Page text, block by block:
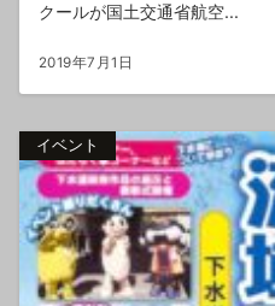
クールが国土交通省航空...
2019年7月1日
イベント